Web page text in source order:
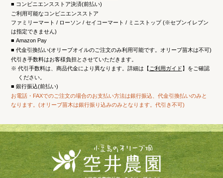
コンビニエンスストア決済(前払い)
ご利用可能なコンビニエンスストア
ファミリーマート / ローソン / セイコーマート / ミニストップ (※セブンイレブン
は指定できません)
Amazon Pay
代金引換払い(オリーブオイルのご注文のみ利用可能です。オリーブ苗木は不可)
代引き手数料はお客様負担とさせていただきます。
※ 代引手数料は、商品代金により異なります。詳細は【 ご利用ガイド】をご確認
ください。
銀行振込(前払い)
お電話・FAXでのご注文の場合のお支払い方法は銀行振込、代金引換払いのみと
なります。(オリーブ苗木は銀行振り込みのみとなります。代引き不可)